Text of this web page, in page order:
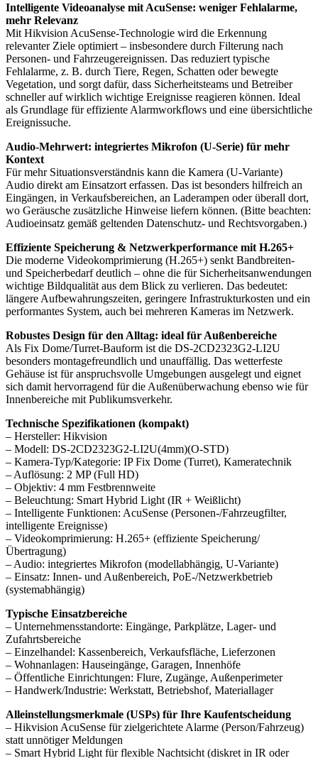
Intelligente Videoanalyse mit AcuSense: weniger Fehlalarme,
mehr Relevanz
Mit Hikvision AcuSense-Technologie wird die Erkennung
relevanter Ziele optimiert – insbesondere durch Filterung nach
Personen- und Fahrzeugereignissen. Das reduziert typische
Fehlalarme, z. B. durch Tiere, Regen, Schatten oder bewegte
Vegetation, und sorgt dafür, dass Sicherheitsteams und Betreiber
schneller auf wirklich wichtige Ereignisse reagieren können. Ideal
als Grundlage für effiziente Alarmworkflows und eine übersichtliche
Ereignissuche.
Audio-Mehrwert: integriertes Mikrofon (U-Serie) für mehr
Kontext
Für mehr Situationsverständnis kann die Kamera (U-Variante)
Audio direkt am Einsatzort erfassen. Das ist besonders hilfreich an
Eingängen, in Verkaufsbereichen, an Laderampen oder überall dort,
wo Geräusche zusätzliche Hinweise liefern können. (Bitte beachten:
Audioeinsatz gemäß geltenden Datenschutz- und Rechtsvorgaben.)
Effiziente Speicherung & Netzwerkperformance mit H.265+
Die moderne Videokomprimierung (H.265+) senkt Bandbreiten-
und Speicherbedarf deutlich – ohne die für Sicherheitsanwendungen
wichtige Bildqualität aus dem Blick zu verlieren. Das bedeutet:
längere Aufbewahrungszeiten, geringere Infrastrukturkosten und ein
performantes System, auch bei mehreren Kameras im Netzwerk.
Robustes Design für den Alltag: ideal für Außenbereiche
Als Fix Dome/Turret-Bauform ist die DS-2CD2323G2-LI2U
besonders montagefreundlich und unauffällig. Das wetterfeste
Gehäuse ist für anspruchsvolle Umgebungen ausgelegt und eignet
sich damit hervorragend für die Außenüberwachung ebenso wie für
Innenbereiche mit Publikumsverkehr.
Technische Spezifikationen (kompakt)
– Hersteller: Hikvision
– Modell: DS-2CD2323G2-LI2U(4mm)(O-STD)
– Kamera-Typ/Kategorie: IP Fix Dome (Turret), Kameratechnik
– Auflösung: 2 MP (Full HD)
– Objektiv: 4 mm Festbrennweite
– Beleuchtung: Smart Hybrid Light (IR + Weißlicht)
– Intelligente Funktionen: AcuSense (Personen-/Fahrzeugfilter,
intelligente Ereignisse)
– Videokomprimierung: H.265+ (effiziente Speicherung/
Übertragung)
– Audio: integriertes Mikrofon (modellabhängig, U-Variante)
– Einsatz: Innen- und Außenbereich, PoE-/Netzwerkbetrieb
(systemabhängig)
Typische Einsatzbereiche
– Unternehmensstandorte: Eingänge, Parkplätze, Lager- und
Zufahrtsbereiche
– Einzelhandel: Kassenbereich, Verkaufsfläche, Lieferzonen
– Wohnanlagen: Hauseingänge, Garagen, Innenhöfe
– Öffentliche Einrichtungen: Flure, Zugänge, Außenperimeter
– Handwerk/Industrie: Werkstatt, Betriebshof, Materiallager
Alleinstellungsmerkmale (USPs) für Ihre Kaufentscheidung
– Hikvision AcuSense für zielgerichtete Alarme (Person/Fahrzeug)
statt unnötiger Meldungen
– Smart Hybrid Light für flexible Nachtsicht (diskret in IR oder